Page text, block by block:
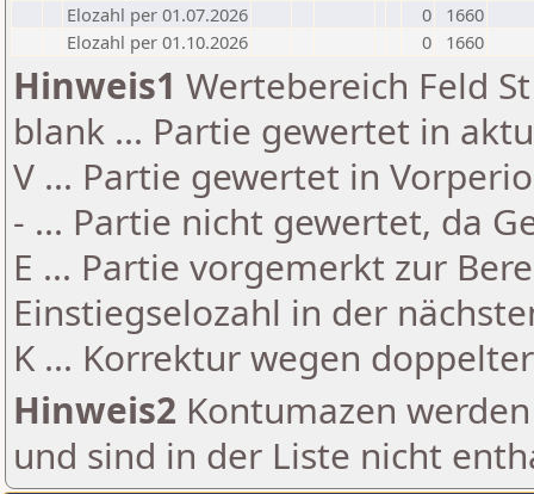
Elozahl per 01.07.2026
0
1660
Elozahl per 01.10.2026
0 1660
Hinweis1 Wertebereich Feld
blank ... Partie gewertet in
V ... Partie gewertet in
- ... Partie nicht gewertet, da
E ... Partie vorgemerkt zur
Einstiegselozahl in der
K ... Korrektur wegen
Hinweis2 Kontumazen
und sind in der Liste nicht